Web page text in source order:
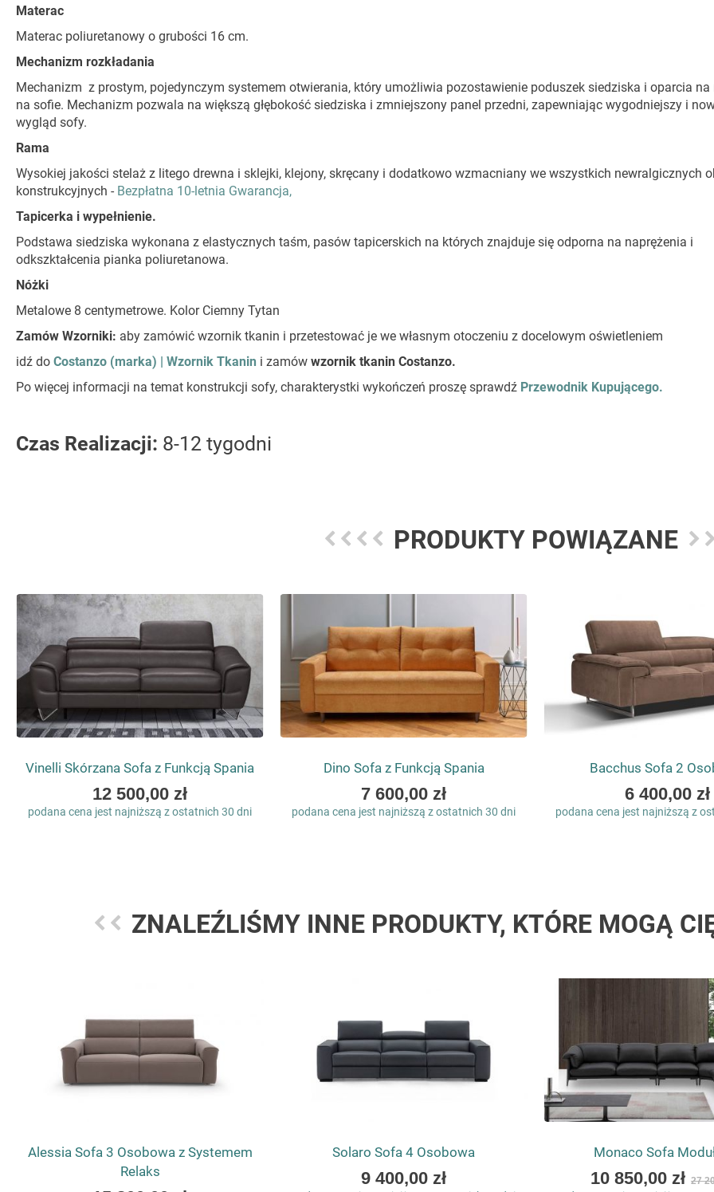
Materac
Materac poliuretanowy o grubości 16 cm.
Mechanizm rozkładania
Mechanizm z prostym, pojedynczym systemem otwierania, który umożliwia pozostawienie poduszek siedziska i oparcia na
na sofie. Mechanizm pozwala na większą głębokość siedziska i zmniejszony panel przedni, zapewniając wygodniejszy i
wygląd sofy.
Rama
Wysokiej jakości stelaż z litego drewna i sklejki, klejony, skręcany i dodatkowo wzmacniany we wszystkich newralgicznych
konstrukcyjnych - Bezpłatna 10-letnia Gwarancja,
Tapicerka i wypełnienie.
Podstawa siedziska wykonana z elastycznych taśm, pasów tapicerskich na których znajduje się odporna na naprężenia i
odkszktałcenia pianka poliuretanowa.
Nóżki
Metalowe 8 centymetrowe. Kolor Ciemny Tytan
Zamów Wzorniki: aby zamówić wzornik tkanin i przetestować je we własnym otoczeniu z docelowym oświetleniem
idź do Costanzo (marka) | Wzornik Tkanin i zamów wzornik tkanin Costanzo.
Po więcej informacji na temat konstrukcji sofy, charakterystki wykończeń proszę sprawdź Przewodnik Kupującego.
Czas Realizacji: 8-12 tygodni
PRODUKTY POWIĄZANE
Vinelli Skórzana Sofa z Funkcją Spania
As
low
12 500,00 zł
podana cena jest najniższą z ostatnich 30 dni
Dino Sofa z Funkcją Spania
As
low
7 600,00 zł
podana cena jest najniższą z ostatnich 30 dni
Bacchus Sofa 2
As
low
6 400,00 zł
podana cena jest najniższą z
ZNALEŹLIŚMY INNE PRODUKTY, KTÓRE MOGĄ
Alessia Sofa 3 Osobowa z Systemem
Relaks
Solaro Sofa 4 Osobowa
As
9 400,00 zł
Monaco Sofa
As
10 850,00 zł 27